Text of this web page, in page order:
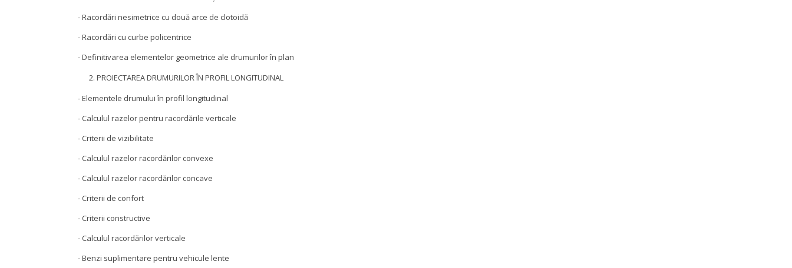
- Racordări nesimetrice cu două arce de clotoidă
- Racordări cu curbe policentrice
- Definitivarea elementelor geometrice ale drumurilor în plan
PROIECTAREA DRUMURILOR ÎN PROFIL LONGITUDINAL
- Elementele drumului în profil longitudinal
- Calculul razelor pentru racordările verticale
- Criterii de vizibilitate
- Calculul razelor racordărilor convexe
- Calculul razelor racordărilor concave
- Criterii de confort
- Criterii constructive
- Calculul racordărilor verticale
- Benzi suplimentare pentru vehicule lente